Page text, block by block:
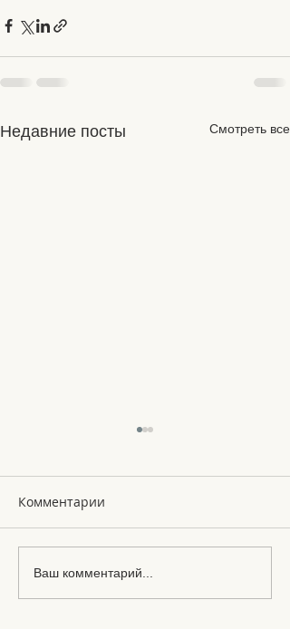
Недавние посты Смотреть все
Le Noel
Комментарии
Ваш комментарий...